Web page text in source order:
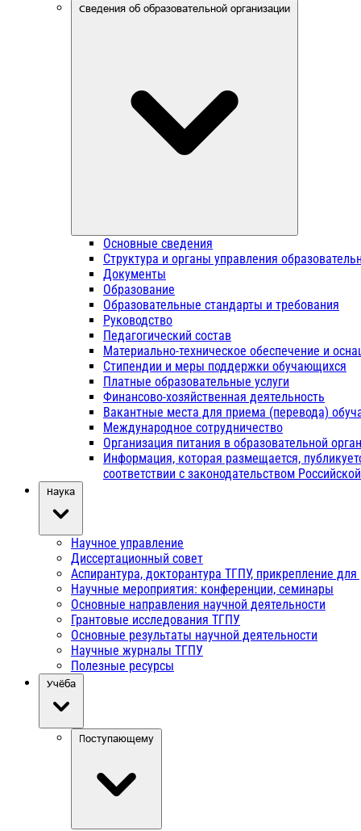
Сведения об образовательной организации
Основные сведения
Структура и органы управления
Документы
Образование
Образовательные стандарты и требования
Руководство
Педагогический состав
Материально-техническое обеспечение и
Стипендии и меры поддержки обучающихся
Платные образовательные услуги
Финансово-хозяйственная деятельность
Вакантные места для приема (перевода)
Международное сотрудничество
Организация питания в образовательной
Информация, которая размещается,
соответствии с законодательством
Наука
Научное управление
Диссертационный совет
Аспирантура, докторантура ТГПУ, прикрепление
Научные мероприятия: конференции, семинары
Основные направления научной деятельности
Грантовые исследования ТГПУ
Основные результаты научной деятельности
Научные журналы ТГПУ
Полезные ресурсы
Учёба
Поступающему